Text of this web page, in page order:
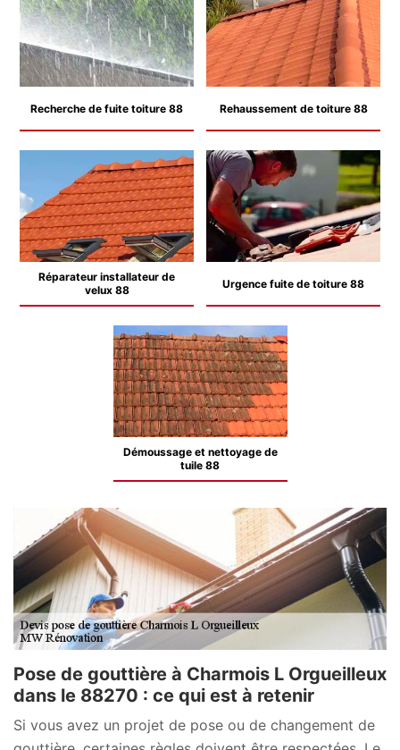
Recherche de fuite toiture 88 Rehaussement de toiture 88
Réparateur installateur de
velux 88
Urgence fuite de toiture 88
Démoussage et nettoyage de
tuile 88
Pose de gouttière à Charmois L Orgueilleux
dans le 88270 : ce qui est à retenir
Si vous avez un projet de pose ou de changement de